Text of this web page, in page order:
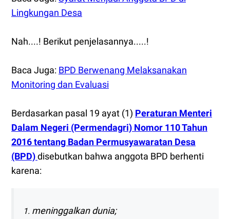
Lingkungan Desa
Nah....! Berikut penjelasannya.....!
Baca Juga: BPD Berwenang Melaksanakan
Monitoring dan Evaluasi
Berdasarkan pasal 19 ayat (1) Peraturan Menteri
Dalam Negeri (Permendagri) Nomor 110 Tahun
2016 tentang Badan Permusyawaratan Desa
(BPD)disebutkan bahwa anggota BPD berhenti
karena:
meninggalkan dunia;